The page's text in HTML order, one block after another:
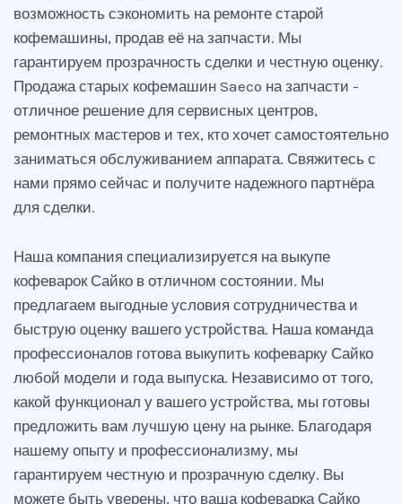
возможность сэкономить на ремонте старой
кофемашины, продав её на запчасти. Мы
гарантируем прозрачность сделки и честную оценку.
Продажа старых кофемашин Saeco на запчасти -
отличное решение для сервисных центров,
ремонтных мастеров и тех, кто хочет самостоятельно
заниматься обслуживанием аппарата. Свяжитесь с
нами прямо сейчас и получите надежного партнёра
для сделки.
Наша компания специализируется на выкупе
кофеварок Сайко в отличном состоянии. Мы
предлагаем выгодные условия сотрудничества и
быструю оценку вашего устройства. Наша команда
профессионалов готова выкупить кофеварку Сайко
любой модели и года выпуска. Независимо от того,
какой функционал у вашего устройства, мы готовы
предложить вам лучшую цену на рынке. Благодаря
нашему опыту и профессионализму, мы
гарантируем честную и прозрачную сделку. Вы
можете быть уверены, что ваша кофеварка Сайко